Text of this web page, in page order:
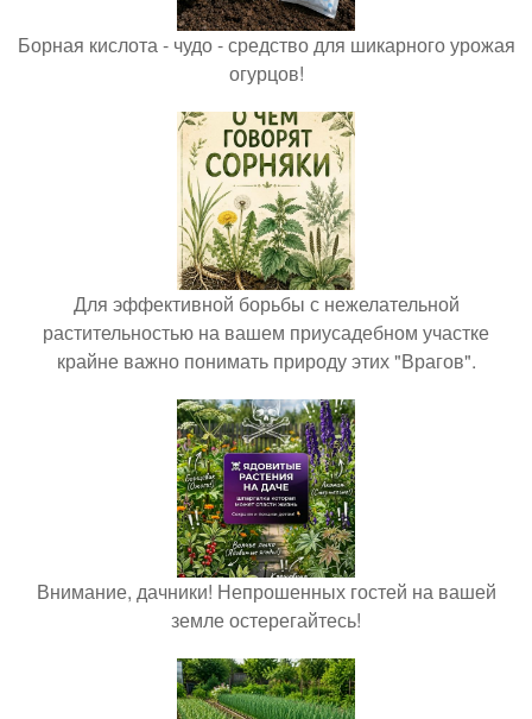
Борная кислота - чудо - средство для шикарного урожая
огурцов!
Для эффективной борьбы с нежелательной
растительностью на вашем приусадебном участке
крайне важно понимать природу этих "Врагов".
Внимание, дачники! Непрошенных гостей на вашей
земле остерегайтесь!